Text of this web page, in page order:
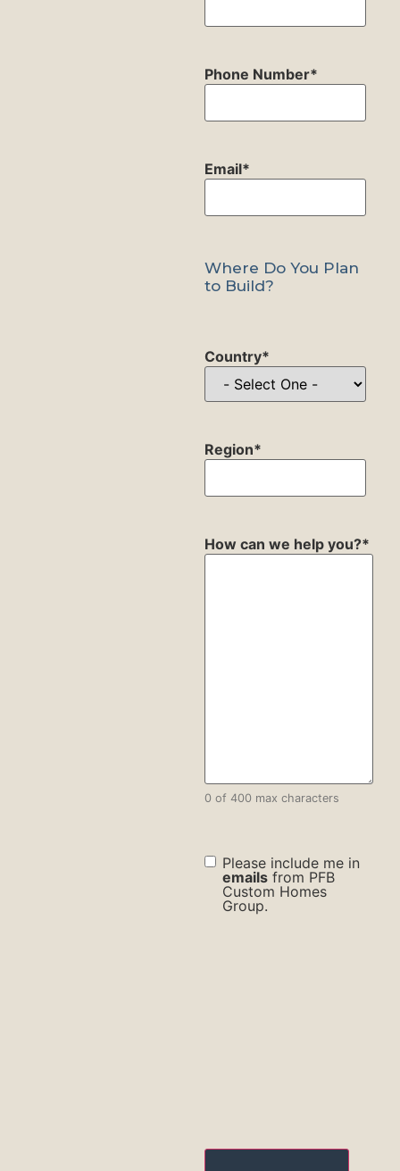
Phone Number*
Email*
Where Do You Plan
to Build?
Country*
Region*
How can we help you?*
0 of 400 max characters
check
box
Please include me in
emailsfrom PFB
Custom Homes
Group.